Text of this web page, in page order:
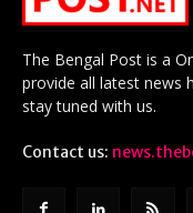
The Bengal Post is a
provide all latest news
stay tuned with us.
Contact us: